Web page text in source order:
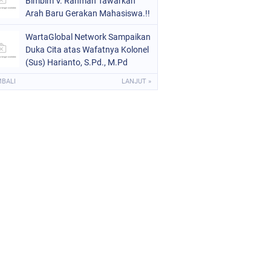
Arah Baru Gerakan Mahasiswa.!!
WartaGlobal Network Sampaikan
Duka Cita atas Wafatnya Kolonel
(Sus) Harianto, S.Pd., M.Pd
LANJUT »